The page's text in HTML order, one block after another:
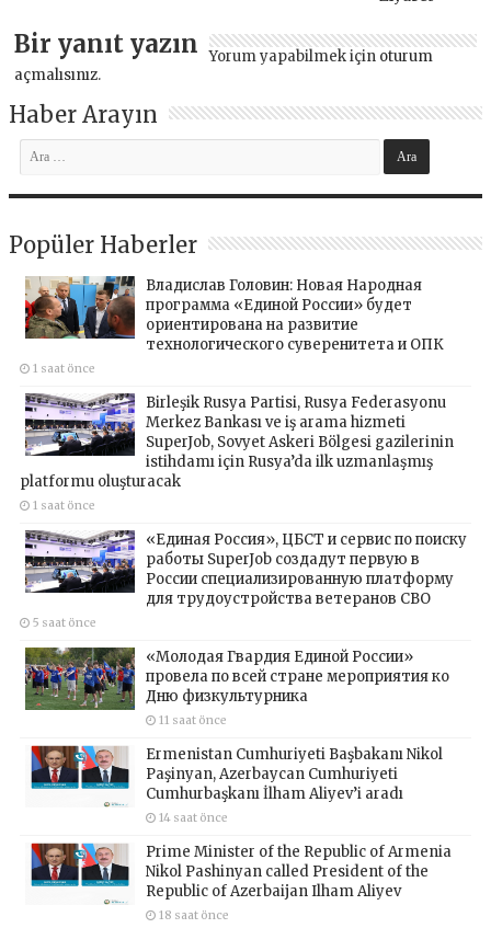
Bir yanıt yazın Yorum yapabilmek için oturum
açmalısınız.
Haber Arayın
Popüler Haberler
Владислав Головин: Новая Народная
программа «Единой России» будет
ориентирована на развитие
технологического суверенитета и ОПК
1 saat önce
Birleşik Rusya Partisi, Rusya Federasyonu
Merkez Bankası ve iş arama hizmeti
SuperJob, Sovyet Askeri Bölgesi gazilerinin
istihdamı için Rusya’da ilk uzmanlaşmış
platformu oluşturacak
1 saat önce
«Единая Россия», ЦБСТ и сервис по поиску
работы SuperJob создадут первую в
России специализированную платформу
для трудоустройства ветеранов СВО
5 saat önce
«Молодая Гвардия Единой России»
провела по всей стране мероприятия ко
Дню физкультурника
11 saat önce
Ermenistan Cumhuriyeti Başbakanı Nikol
Paşinyan, Azerbaycan Cumhuriyeti
Cumhurbaşkanı İlham Aliyev’i aradı
14 saat önce
Prime Minister of the Republic of Armenia
Nikol Pashinyan called President of the
Republic of Azerbaijan Ilham Aliyev
18 saat önce